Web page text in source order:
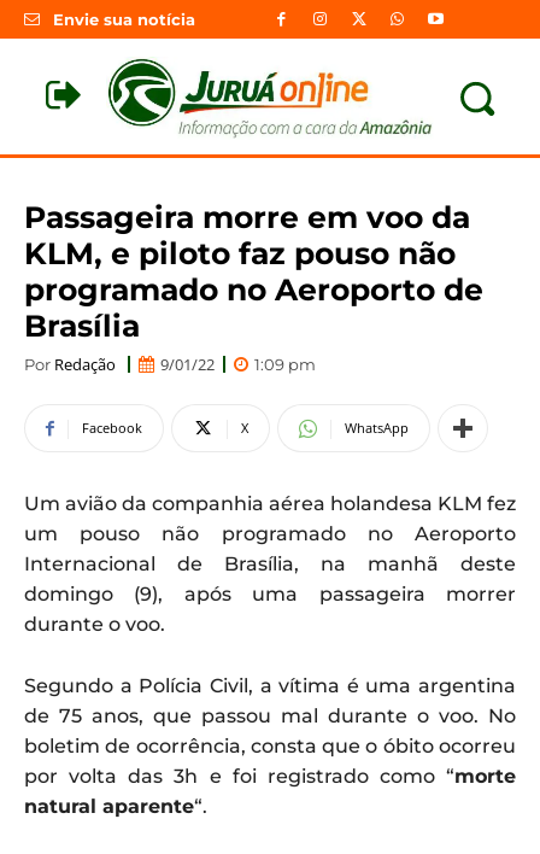
Envie sua notícia
Passageira morre em voo da
KLM, e piloto faz pouso não
programado no Aeroporto de
Brasília
Por Redação 9/01/22 1:09 pm
Facebook X WhatsApp
Um avião da companhia aérea holandesa KLM fez
um pouso não programado no Aeroporto
Internacional de Brasília, na manhã deste
domingo (9), após uma passageira morrer
durante o voo.
Segundo a Polícia Civil, a vítima é uma argentina
de 75 anos, que passou mal durante o voo. No
boletim de ocorrência, consta que o óbito ocorreu
por volta das 3h e foi registrado como “morte
natural aparente“.